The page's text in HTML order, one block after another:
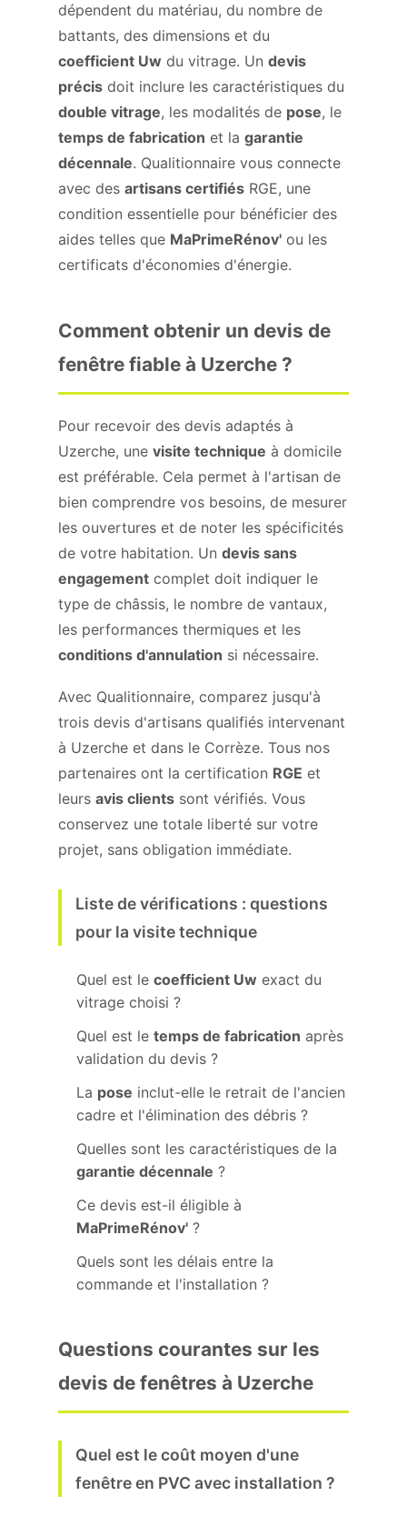
dépendent du matériau, du nombre de
battants, des dimensions et du
coefficient Uw du vitrage. Un devis
précis doit inclure les caractéristiques du
double vitrage, les modalités de pose, le
temps de fabrication et la garantie
décennale. Qualitionnaire vous connecte
avec des artisans certifiés RGE, une
condition essentielle pour bénéficier des
aides telles que MaPrimeRénov' ou les
certificats d'économies d'énergie.
Comment obtenir un devis de
fenêtre fiable à Uzerche ?
Pour recevoir des devis adaptés à
Uzerche, une visite technique à domicile
est préférable. Cela permet à l'artisan de
bien comprendre vos besoins, de mesurer
les ouvertures et de noter les spécificités
de votre habitation. Un devis sans
engagement complet doit indiquer le
type de châssis, le nombre de vantaux,
les performances thermiques et les
conditions d'annulation si nécessaire.
Avec Qualitionnaire, comparez jusqu'à
trois devis d'artisans qualifiés intervenant
à Uzerche et dans le Corrèze. Tous nos
partenaires ont la certification RGE et
leurs avis clients sont vérifiés. Vous
conservez une totale liberté sur votre
projet, sans obligation immédiate.
Liste de vérifications : questions
pour la visite technique
Quel est le coefficient Uw exact du
vitrage choisi ?
Quel est le temps de fabrication après
validation du devis ?
La pose inclut-elle le retrait de l'ancien
cadre et l'élimination des débris ?
Quelles sont les caractéristiques de la
garantie décennale ?
Ce devis est-il éligible à
MaPrimeRénov' ?
Quels sont les délais entre la
commande et l'installation ?
Questions courantes sur les
devis de fenêtres à Uzerche
Quel est le coût moyen d'une
fenêtre en PVC avec installation ?